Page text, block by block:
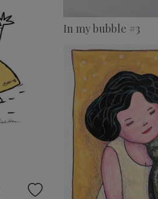
In my bubble #3